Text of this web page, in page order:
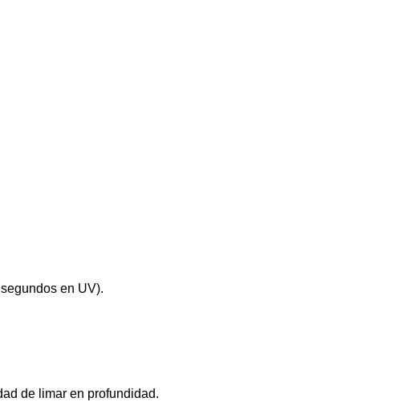
en UV).
de limar en profundidad.